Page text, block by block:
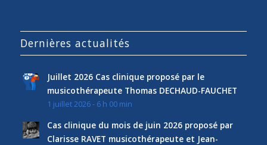
Dernières actualités
Juillet 2026 Cas clinique proposé par le
musicothérapeute Thomas DECHAUD-FAUCHET
1 juillet 2026 - 6 h 00 min
Cas clinique du mois de juin 2026 proposé par
Clarisse RAVET musicothérapeute et Jean-